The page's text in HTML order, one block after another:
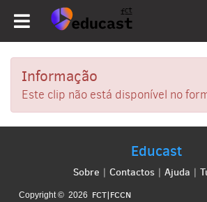
Informação
Este clip não está disponível no
Educast
Sobre | Contactos| Ajuda |
Copyright © 2026 FCT|FCCN